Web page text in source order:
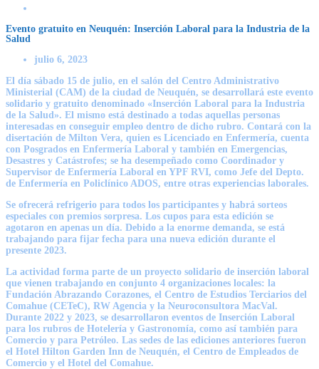
Evento gratuito en Neuquén: Inserción Laboral para la Industria de la
Salud
julio 6, 2023
El día sábado 15 de julio, en el salón del Centro Administrativo
Ministerial (CAM) de la ciudad de Neuquén, se desarrollará este evento
solidario y gratuito denominado «Inserción Laboral para la Industria
de la Salud». El mismo está destinado a todas aquellas personas
interesadas en conseguir empleo dentro de dicho rubro. Contará con la
disertación de Milton Vera, quien es Licenciado en Enfermería, cuenta
con Posgrados en Enfermería Laboral y también en Emergencias,
Desastres y Catástrofes; se ha desempeñado como Coordinador y
Supervisor de Enfermería Laboral en YPF RVI, como Jefe del Depto.
de Enfermería en Policlínico ADOS, entre otras experiencias laborales.
Se ofrecerá refrigerio para todos los participantes y habrá sorteos
especiales con premios sorpresa. Los cupos para esta edición se
agotaron en apenas un día. Debido a la enorme demanda, se está
trabajando para fijar fecha para una nueva edición durante el
presente 2023.
La actividad forma parte de un proyecto solidario de inserción laboral
que vienen trabajando en conjunto 4 organizaciones locales: la
Fundación Abrazando Corazones, el Centro de Estudios Terciarios del
Comahue (CETeC), RW Agencia y la Neuroconsultora MacVal.
Durante 2022 y 2023, se desarrollaron eventos de Inserción Laboral
para los rubros de Hotelería y Gastronomía, como así también para
Comercio y para Petróleo. Las sedes de las ediciones anteriores fueron
el Hotel Hilton Garden Inn de Neuquén, el Centro de Empleados de
Comercio y el Hotel del Comahue.